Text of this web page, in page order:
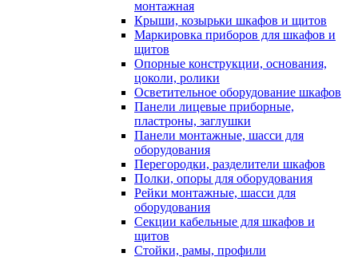
монтажная
Крыши, козырьки шкафов и щитов
Маркировка приборов для шкафов и
щитов
Опорные конструкции, основания,
цоколи, ролики
Осветительное оборудование шкафов
Панели лицевые приборные,
пластроны, заглушки
Панели монтажные, шасси для
оборудования
Перегородки, разделители шкафов
Полки, опоры для оборудования
Рейки монтажные, шасси для
оборудования
Секции кабельные для шкафов и
щитов
Стойки, рамы, профили